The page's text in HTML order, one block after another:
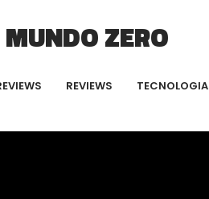
MUNDO ZERO
REVIEWS TECNOLOGIA